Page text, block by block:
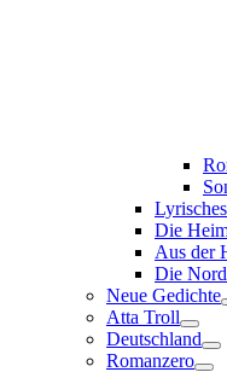
Die
Aus der
Die
Neue Gedichte
Atta Troll
Deutschland
Romanzero